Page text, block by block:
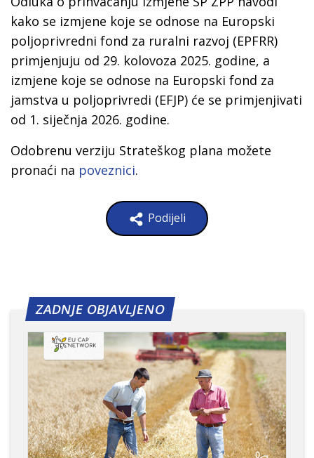
kako se izmjene koje se odnose na Europski
poljoprivredni fond za ruralni razvoj (EPFRR)
primjenjuju od 29. kolovoza 2025. godine, a
izmjene koje se odnose na Europski fond za
jamstva u poljoprivredi (EFJP) će se primjenjivati
od 1. siječnja 2026. godine.
Odobrenu verziju Strateškog plana možete
pronaći na poveznici.
Podijeli
ZADNJE OBJAVLJENO